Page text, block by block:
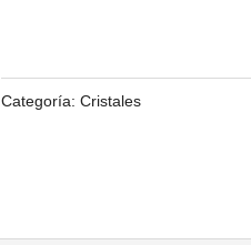
y
Confianza
Categoría: Cristales